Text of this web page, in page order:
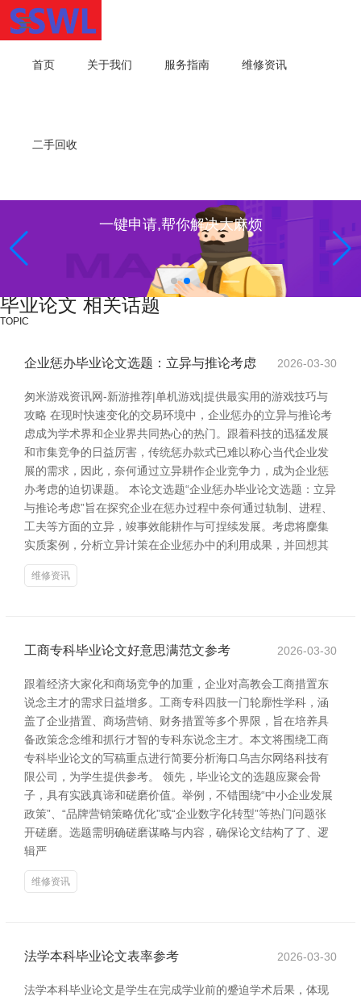
首页 关于我们 服务指南 维修资讯
二手回收
一键申请,帮你解决大麻烦
毕业论文 相关话题
TOPIC
企业惩办毕业论文选题：立异与推论考虑 2026-03-30
匆米游戏资讯网-新游推荐|单机游戏|提供最实用的游戏技巧与
攻略 在现时快速变化的交易环境中，企业惩办的立异与推论考
虑成为学术界和企业界共同热心的热门。跟着科技的迅猛发展
和市集竞争的日益厉害，传统惩办款式已难以称心当代企业发
展的需求，因此，奈何通过立异耕作企业竞争力，成为企业惩
办考虑的迫切课题。 本论文选题“企业惩办毕业论文选题：立异
与推论考虑”旨在探究企业在惩办过程中奈何通过轨制、进程、
工夫等方面的立异，竣事效能耕作与可捏续发展。考虑将麇集
实质案例，分析立异计策在企业惩办中的利用成果，并回想其
维修资讯
工商专科毕业论文好意思满范文参考 2026-03-30
跟着经济大家化和商场竞争的加重，企业对高教会工商措置东
说念主才的需求日益增多。工商专科四肢一门轮廓性学科，涵
盖了企业措置、商场营销、财务措置等多个界限，旨在培养具
备政策念念维和抓行才智的专科东说念主才。本文将围绕工商
专科毕业论文的写稿重点进行简要分析海口乌吉尔网络科技有
限公司，为学生提供参考。 领先，毕业论文的选题应聚会骨
子，具有实践真谛和磋磨价值。举例，不错围绕“中小企业发展
政策”、“品牌营销策略优化”或“企业数字化转型”等热门问题张
开磋磨。选题需明确磋磨谋略与内容，确保论文结构了了、逻
辑严
维修资讯
法学本科毕业论文表率参考 2026-03-30
法学本科毕业论文是学生在完成学业前的蹙迫学术后果，体现